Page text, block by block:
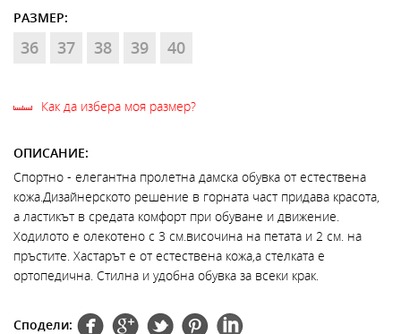
РАЗМЕР:
36 37 38 39 40
Как да избера моя размер?
ОПИСАНИЕ:
Спортно - елегантна пролетна дамска обувка от естествена
кожа.Дизайнерското решение в горната част придава красота,
а ластикът в средата комфорт при обуване и движение.
Ходилото е олекотено с 3 см.височина на петата и 2 см. на
пръстите. Хастарът е от естествена кожа,а стелката е
ортопедична. Стилна и удобна обувка за всеки крак.
Сподели: